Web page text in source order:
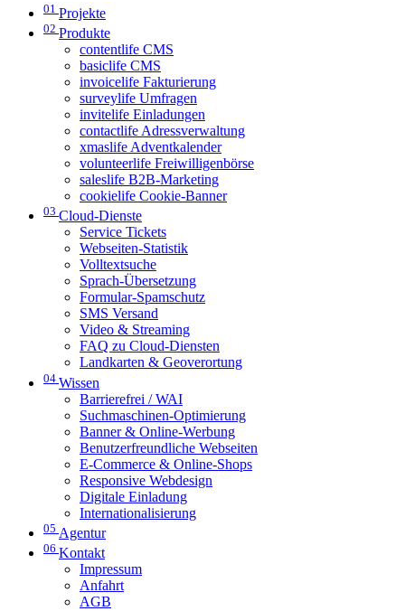
01 Projekte
02 Produkte
contentlife CMS
basiclife CMS
invoicelife Fakturierung
surveylife Umfragen
invitelife Einladungen
contactlife Adressverwaltung
xmaslife Adventkalender
volunteerlife Freiwilligenbörse
saleslife B2B-Marketing
cookielife Cookie-Banner
03 Cloud-Dienste
Service Tickets
Webseiten-Statistik
Volltextsuche
Sprach-Übersetzung
Formular-Spamschutz
SMS Versand
Video & Streaming
FAQ zu Cloud-Diensten
Landkarten & Geoverortung
04 Wissen
Barrierefrei / WAI
Suchmaschinen-Optimierung
Banner & Online-Werbung
Benutzerfreundliche Webseiten
E-Commerce & Online-Shops
Responsive Webdesign
Digitale Einladung
Internationalisierung
05 Agentur
06 Kontakt
Impressum
Anfahrt
AGB